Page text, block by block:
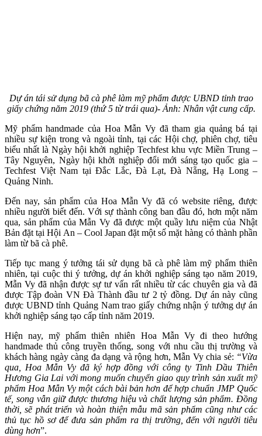
Dự án tái sử dụng bã cà phê làm mỹ phẩm được UBND tỉnh trao
giấy chứng năm 2019 (thứ 5 từ trái qua)- Ảnh: Nhân vật cung cấp.
Mỹ phẩm handmade của Hoa Mẫn Vy đã tham gia quảng bá tại
nhiều sự kiện trong và ngoài tỉnh, tại các Hội chợ, phiên chợ, tiêu
biểu nhất là Ngày hội khởi nghiệp Techfest khu vực Miền Trung –
Tây Nguyên, Ngày hội khởi nghiệp đổi mới sáng tạo quốc gia –
Techfest Việt Nam tại Đắc Lắc, Đà Lạt, Đà Nẵng, Hạ Long –
Quảng Ninh.
Đến nay, sản phẩm của Hoa Mẫn Vy đã có website riêng, được
nhiều người biết đến. Với sự thành công ban đầu đó, hơn một năm
qua, sản phẩm của Mẫn Vy đã được một quầy lưu niệm của Nhật
Bản đặt tại Hội An – Cool Japan đặt một số mặt hàng có thành phần
làm từ bã cà phê.
Tiếp tục mang ý tưởng tái sử dụng bã cà phê làm mỹ phẩm thiên
nhiên, tại cuộc thi ý tưởng, dự án khởi nghiệp sáng tạo năm 2019,
Mẫn Vy đã nhận được sự tư vấn rất nhiều từ các chuyên gia và đã
được Tập đoàn VN Đà Thành đầu tư 2 tỷ đồng. Dự án này cũng
được UBND tỉnh Quảng Nam trao giấy chứng nhận ý tưởng dự án
khởi nghiệp sáng tạo cấp tỉnh năm 2019.
Hiện nay, mỹ phẩm thiên nhiên Hoa Mẫn Vy đi theo hướng
handmade thủ công truyền thống, song với nhu cầu thị trường và
khách hàng ngày càng đa dạng và rộng hơn, Mẫn Vy chia sẻ: “Vừa
qua, Hoa Mẫn Vy đã ký hợp đồng với công ty Tinh Dầu Thiên
Hương Gia Lai với mong muốn chuyển giao quy trình sản xuất mỹ
phẩm Hoa Mẫn Vy một cách bài bản hơn để hợp chuẩn JMP Quốc
tế, song vẫn giữ được thương hiệu và chất lượng sản phẩm. Đồng
thời, sẽ phát triển và hoàn thiện mẫu mã sản phẩm cũng như các
thủ tục hồ sơ để đưa sản phẩm ra thị trường, đến với người tiêu
dùng hơn”.